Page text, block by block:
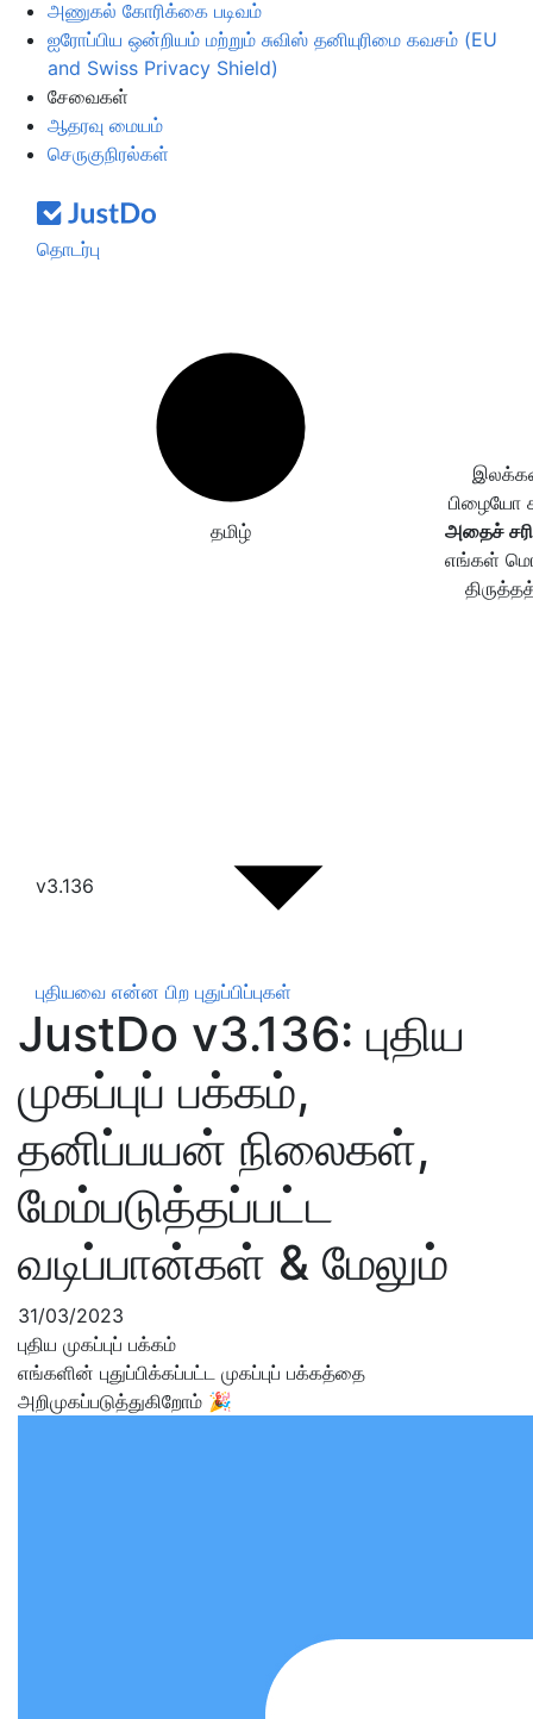
அணுகல் கோரிக்கை படிவம்
ஐரோப்பிய ஒன்றியம் மற்றும் சுவிஸ் தனியுரிமை கவசம் (EU
and Swiss Privacy Shield)
சேவைகள்
ஆதரவு மையம்
செருகுநிரல்கள்
தொடர்பு
தமிழ்
பிழையோ
அதைச்
எங்கள்
v3.136
புதியவை என்ன பிற புதுப்பிப்புகள்
JustDo v3.136: புதிய
முகப்புப் பக்கம்,
தனிப்பயன் நிலைகள்,
மேம்படுத்தப்பட்ட
வடிப்பான்கள் & மேலும்
31/03/2023
புதிய முகப்புப் பக்கம்
எங்களின் புதுப்பிக்கப்பட்ட முகப்புப் பக்கத்தை
அறிமுகப்படுத்துகிறோம் 🎉